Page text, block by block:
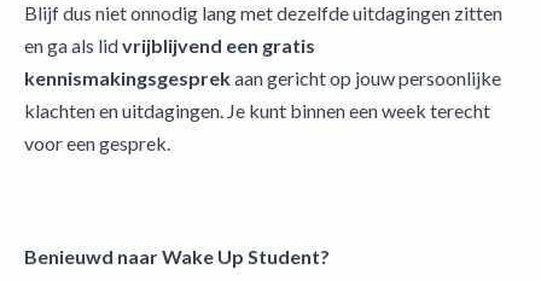
Blijf dus niet onnodig lang met dezelfde uitdagingen zitten
en ga als lidvrijblijvend een gratis
kennismakingsgesprekaan gericht op jouw persoonlijke
klachten en uitdagingen. Je kunt binnen een week terecht
voor een gesprek.
Benieuwd naar Wake Up Student?